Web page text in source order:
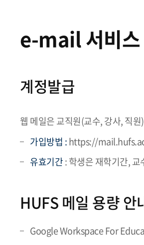
e-mail 서비스
계정발급
웹 메일은 교직원(교수, 강사, 직
가입방법 :https://
유효기간: 학생은 재학기간,
HUFS 메일 용량 안
Google Workspace For